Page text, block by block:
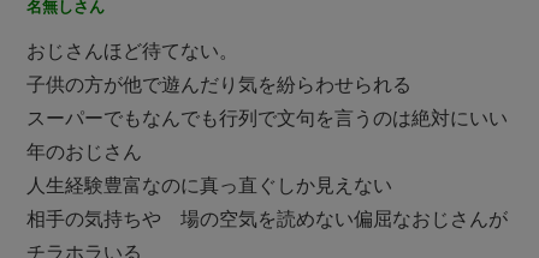
名無しさん
おじさんほど待てない。
子供の方が他で遊んだり気を紛らわせられる
スーパーでもなんでも行列で文句を言うのは絶対にいい
年のおじさん
人生経験豊富なのに真っ直ぐしか見えない
相手の気持ちや 場の空気を読めない偏屈なおじさんが
チラホラいる